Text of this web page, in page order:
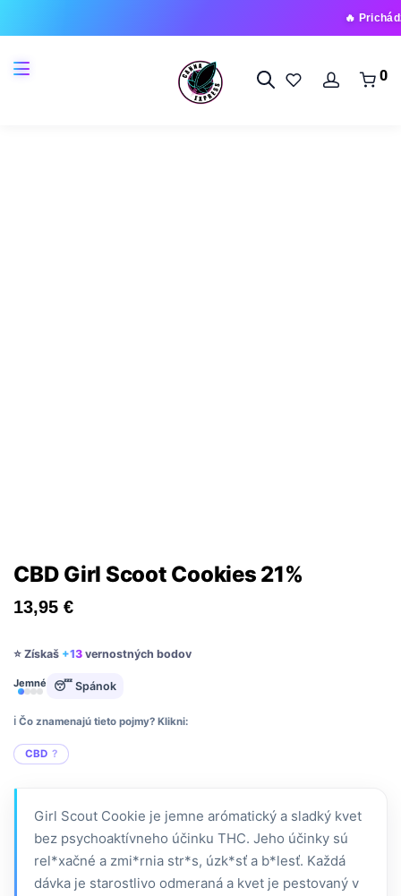
🔥 Prichádza
0
CBD Girl Scoot Cookies 21%
13,95 €
⭐ Získaš +13 vernostných bodov
Jemné 😴 Spánok
ℹ️ Čo znamenajú tieto pojmy? Klikni:
CBD
Girl Scout Cookie je jemne arómatický a sladký kvet
bez psychoaktívneho účinku THC. Jeho účinky sú
rel*xačné a zmi*rnia str*s, úzk*sť a b*lesť. Každá
dávka je starostlivo odmeraná a kvet je pestovaný v